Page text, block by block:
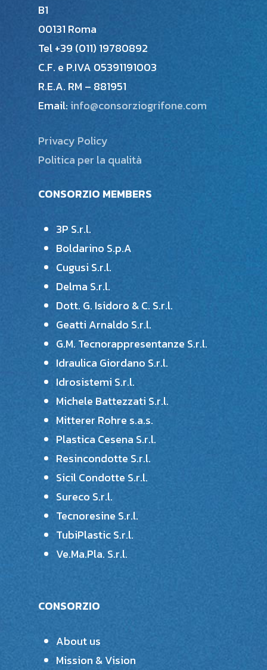
B1
00131 Roma
Tel +39 (011) 19780892
C.F. e P.IVA 05391191003
R.E.A. RM – 881951
Email: info@consorziogrifone.com
Privacy Policy
Politica per la qualità
CONSORZIO MEMBERS
3P S.r.l.
Boldarino S.p.A
Cugusi S.r.l.
Delma S.r.l.
Dott. G. Isidoro & C. S.r.l.
Geatti Arnaldo S.r.l.
G.M. Tecnorappresentanze S.r.l.
Idraulica Giordano S.r.l.
Idrosistemi S.r.l.
Michele Battezzati S.r.l.
Mitterer Rohre s.a.s.
Plastica Cesena S.r.l.
Resincondotte S.r.l.
Sicil Condotte S.r.l.
Sureco S.r.l.
Tecnoresine S.r.l.
TubiPlastic S.r.l.
Ve.Ma.Pla. S.r.l.
CONSORZIO
About us
Mission & Vision